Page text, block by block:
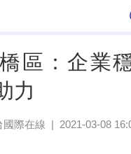
區：企業
力
國際在線 | 2021-03-08